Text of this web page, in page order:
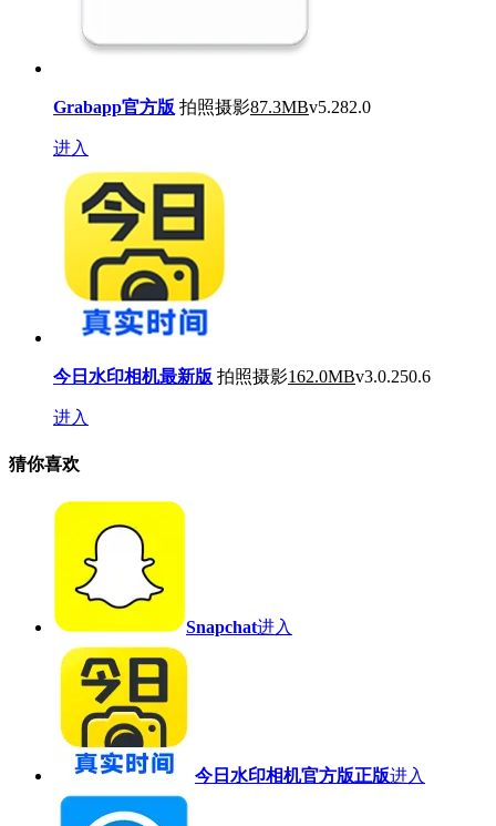
Grabapp官方版 拍照摄影87.3MBv5.282.0
进入
今日水印相机最新版 拍照摄影162.0MBv3.0.250.6
进入
猜你喜欢
Snapchat进入
今日水印相机官方版正版进入